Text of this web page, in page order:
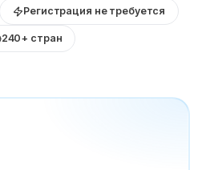
Регистрация не требуется
240+ стран